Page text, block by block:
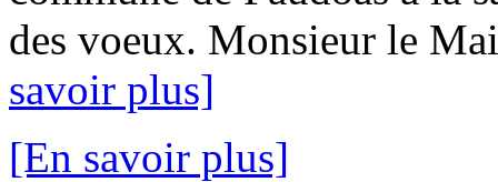
des voeux. Monsieur le
savoir plus]
[En savoir plus]